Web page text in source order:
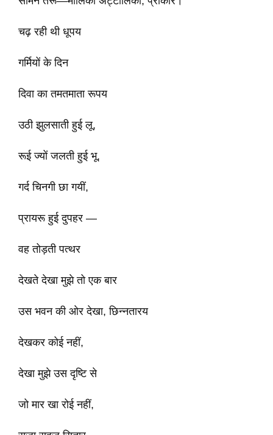
चढ़ रही थी धूपय
गर्मियों के दिन
दिवा का तमतमाता रूपय
उठी झुलसाती हुई लू,
रूई ज्यों जलती हुई भू,
गर्द चिनगी छा गयीं,
प्रायरू हुई दुपहर —
वह तोड़ती पत्थर
देखते देखा मुझे तो एक बार
उस भवन की ओर देखा, छिन्नतारय
देखकर कोई नहीं,
देखा मुझे उस दृष्टि से
जो मार खा रोई नहीं,